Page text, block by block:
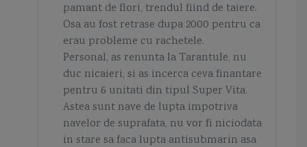
pamant de flori, trendul fiind de taiere.
Osa au fost retrase dupa 2000 pentru ca
erau probleme cu rachetele.
Personal, as renunta la Tarantule, nu
duc nicaieri, si as incerca ceva finantare
pentru 6 unitati din tipul Super Vita.
Astea sunt nave de lupta impotriva
navelor de suprafata, nu vor fi niciodata
in stare sa faca lupta antisubmarin asa